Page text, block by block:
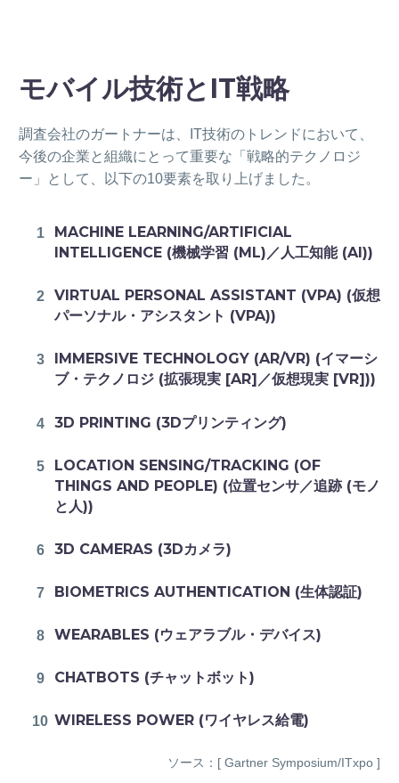
モバイル技術とIT戦略
調査会社のガートナーは、IT技術のトレンドにおいて、
今後の企業と組織にとって重要な「戦略的テクノロジ
ー」として、以下の10要素を取り上げました。
MACHINE LEARNING/ARTIFICIAL
INTELLIGENCE (機械学習 (ML)／人工知能 (AI))
VIRTUAL PERSONAL ASSISTANT (VPA) (仮想
パーソナル・アシスタント (VPA))
IMMERSIVE TECHNOLOGY (AR/VR) (イマーシ
ブ・テクノロジ (拡張現実 [AR]／仮想現実 [VR]))
3D PRINTING (3Dプリンティング)
LOCATION SENSING/TRACKING (OF
THINGS AND PEOPLE) (位置センサ／追跡 (モノ
と人))
3D CAMERAS (3Dカメラ)
BIOMETRICS AUTHENTICATION (生体認証)
WEARABLES (ウェアラブル・デバイス)
CHATBOTS (チャットボット)
WIRELESS POWER (ワイヤレス給電)
ソース：[ Gartner Symposium/ITxpo ]